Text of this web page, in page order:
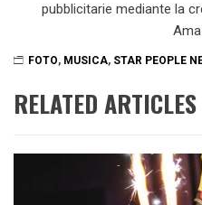
pubblicitarie mediante la
FOTO, MUSICA, STAR PEOPLE
RELATED ARTICLES